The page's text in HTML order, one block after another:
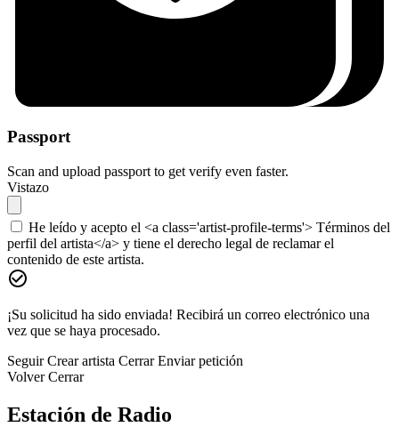
Passport
Scan and upload passport to get verify even faster.
Vistazo
He leído y acepto el <a class='artist-profile-terms'> Términos del
perfil del artista</a> y tiene el derecho legal de reclamar el
contenido de este artista.
¡Su solicitud ha sido enviada! Recibirá un correo electrónico una
vez que se haya procesado.
Seguir Crear artista Cerrar Enviar petición
Volver Cerrar
Estación de Radio